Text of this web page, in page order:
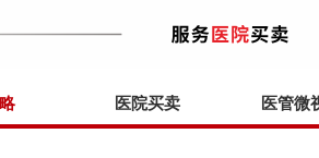
医院买卖 医管微